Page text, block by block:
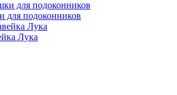
для подоконников
Лука